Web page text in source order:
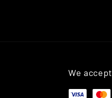
We accept